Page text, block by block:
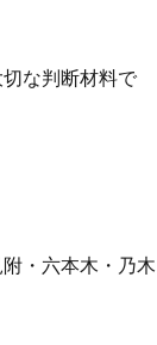
な判断材料で
・六本木・乃木